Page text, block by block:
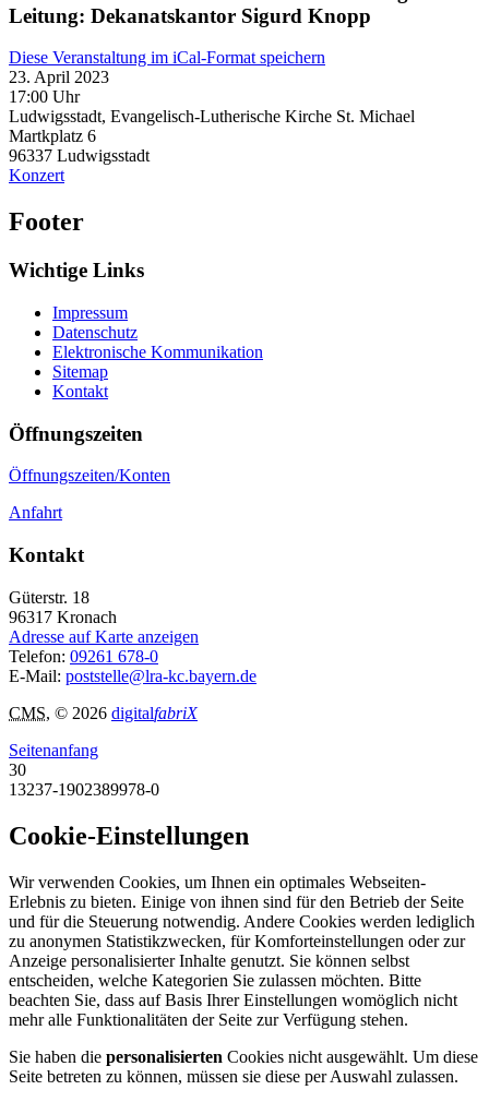
Leitung: Dekanatskantor Sigurd Knopp
Diese Veranstaltung im iCal-Format speichern
23. April 2023
17:00 Uhr
Ludwigsstadt, Evangelisch-Lutherische Kirche St. Michael
Martkplatz 6
96337 Ludwigsstadt
Konzert
Footer
Wichtige Links
Impressum
Datenschutz
Elektronische Kommunikation
Sitemap
Kontakt
Öffnungszeiten
Öffnungszeiten/Konten
Anfahrt
Kontakt
Güterstr. 18
96317 Kronach
Adresse auf Karte anzeigen
Telefon: 09261 678-0
E-Mail: poststelle@lra-kc.bayern.de
CMS, © 2026 digitalfabriX
Seitenanfang
30
13237-1902389978-0
Cookie-Einstellungen
Wir verwenden Cookies, um Ihnen ein optimales Webseiten-
Erlebnis zu bieten. Einige von ihnen sind für den Betrieb der Seite
und für die Steuerung notwendig. Andere Cookies werden lediglich
zu anonymen Statistikzwecken, für Komforteinstellungen oder zur
Anzeige personalisierter Inhalte genutzt. Sie können selbst
entscheiden, welche Kategorien Sie zulassen möchten. Bitte
beachten Sie, dass auf Basis Ihrer Einstellungen womöglich nicht
mehr alle Funktionalitäten der Seite zur Verfügung stehen.
Sie haben die personalisierten Cookies nicht ausgewählt. Um diese
Seite betreten zu können, müssen sie diese per Auswahl zulassen.